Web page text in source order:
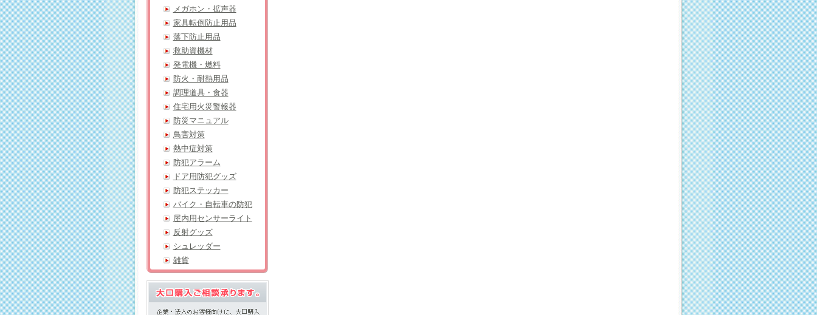
メガホン・拡声器
家具転倒防止用品
落下防止用品
救助資機材
発電機・燃料
防火・耐熱用品
調理道具・食器
住宅用火災警報器
防災マニュアル
鳥害対策
熱中症対策
防犯アラーム
ドア用防犯グッズ
防犯ステッカー
バイク・自転車の防犯
屋内用センサーライト
反射グッズ
シュレッダー
雑貨